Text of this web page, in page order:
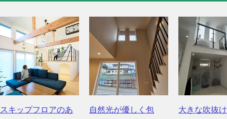
スキップフロアのあ
自然光が優しく包
大きな吹抜